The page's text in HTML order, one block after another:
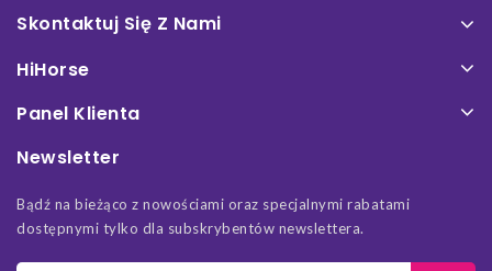
Skontaktuj Się Z Nami
HiHorse
Panel Klienta
Newsletter
Bądź na bieżąco z nowościami oraz specjalnymi rabatami
dostępnymi tylko dla subskrybentów newslettera.